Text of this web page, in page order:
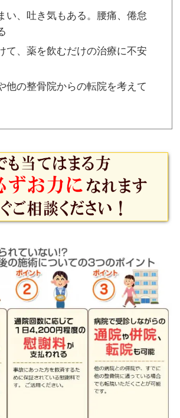
い、吐き気もある。腰痛、倦怠
て、薬を飲むだけの治療に不安
他の整骨院からの転院を考えて